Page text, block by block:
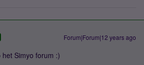
Forum|Forum|12 years ago
Simyo forum :)